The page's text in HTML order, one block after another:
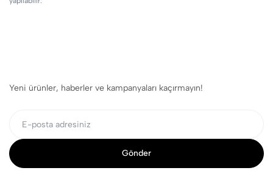
Yeni ürünler, haberler ve kampanyaları kaçırmayın!
Gönder